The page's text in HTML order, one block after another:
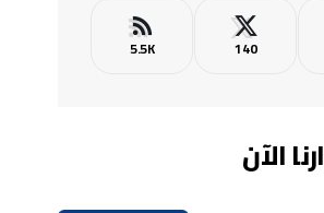
140
5.5K
الآن